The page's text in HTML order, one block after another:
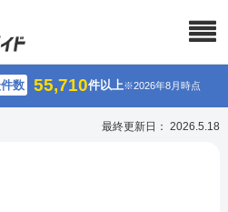
数 55,710件以上※2026年8月時点
最終更新日： 2026.5.18